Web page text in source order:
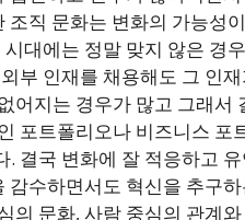
직 문화는 변화의 가능성
대에는 정말 맞지 않은 경
부 인재를 채용해도 그 인
어지는 경우가 많고 그래
포트폴리오나 비즈니스
결국 변화에 잘 적응하고
감수하면서도 혁신을 추구
의 문화, 사람 중심의 관계